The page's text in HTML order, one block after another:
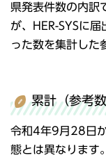
県発表件数の内訳
が、HER-SYSに
った数を集計した
累計（参考
令和4年9月28日
態とは異なります。